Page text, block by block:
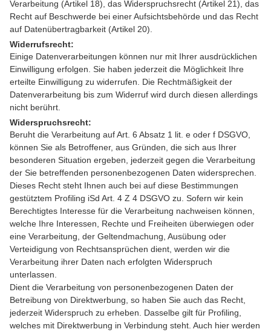
Verarbeitung (Artikel 18), das Widerspruchsrecht (Artikel 21), das
Recht auf Beschwerde bei einer Aufsichtsbehörde und das Recht
auf Datenübertragbarkeit (Artikel 20).
Widerrufsrecht:
Einige Datenverarbeitungen können nur mit Ihrer ausdrücklichen
Einwilligung erfolgen. Sie haben jederzeit die Möglichkeit Ihre
erteilte Einwilligung zu widerrufen. Die Rechtmäßigkeit der
Datenverarbeitung bis zum Widerruf wird durch diesen allerdings
nicht berührt.
Widerspruchsrecht:
Beruht die Verarbeitung auf Art. 6 Absatz 1 lit. e oder f DSGVO,
können Sie als Betroffener, aus Gründen, die sich aus Ihrer
besonderen Situation ergeben, jederzeit gegen die Verarbeitung
der Sie betreffenden personenbezogenen Daten widersprechen.
Dieses Recht steht Ihnen auch bei auf diese Bestimmungen
gestütztem Profiling iSd Art. 4 Z 4 DSGVO zu. Sofern wir kein
Berechtigtes Interesse für die Verarbeitung nachweisen können,
welche Ihre Interessen, Rechte und Freiheiten überwiegen oder
eine Verarbeitung, der Geltendmachung, Ausübung oder
Verteidigung von Rechtsansprüchen dient, werden wir die
Verarbeitung ihrer Daten nach erfolgten Widerspruch
unterlassen.
Dient die Verarbeitung von personenbezogenen Daten der
Betreibung von Direktwerbung, so haben Sie auch das Recht,
jederzeit Widerspruch zu erheben. Dasselbe gilt für Profiling,
welches mit Direktwerbung in Verbindung steht. Auch hier werden